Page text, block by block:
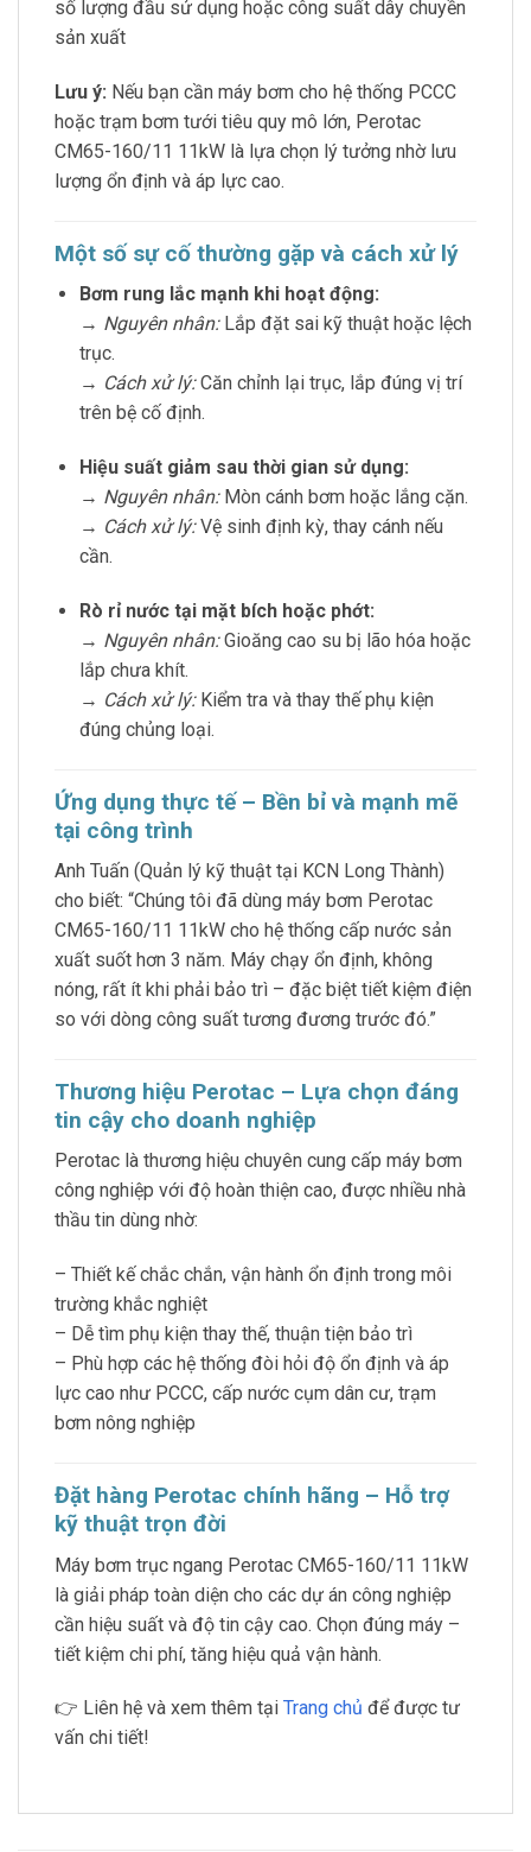
số lượng đầu sử dụng hoặc công suất dây chuyền
sản xuất
Lưu ý: Nếu bạn cần máy bơm cho hệ thống PCCC
hoặc trạm bơm tưới tiêu quy mô lớn, Perotac
CM65-160/11 11kW là lựa chọn lý tưởng nhờ lưu
lượng ổn định và áp lực cao.
Một số sự cố thường gặp và cách xử lý
Bơm rung lắc mạnh khi hoạt động:
→ Nguyên nhân:Lắp đặt sai kỹ thuật hoặc lệch
trục.
→ Cách xử lý:Căn chỉnh lại trục, lắp đúng vị trí
trên bệ cố định.
Hiệu suất giảm sau thời gian sử dụng:
→ Nguyên nhân:Mòn cánh bơm hoặc lắng cặn.
→ Cách xử lý:Vệ sinh định kỳ, thay cánh nếu
cần.
Rò rỉ nước tại mặt bích hoặc phớt:
→ Nguyên nhân:Gioăng cao su bị lão hóa hoặc
lắp chưa khít.
→ Cách xử lý:Kiểm tra và thay thế phụ kiện
đúng chủng loại.
Ứng dụng thực tế – Bền bỉ và mạnh mẽ
tại công trình
Anh Tuấn (Quản lý kỹ thuật tại KCN Long Thành)
cho biết: “Chúng tôi đã dùng máy bơm Perotac
CM65-160/11 11kW cho hệ thống cấp nước sản
xuất suốt hơn 3 năm. Máy chạy ổn định, không
nóng, rất ít khi phải bảo trì – đặc biệt tiết kiệm điện
so với dòng công suất tương đương trước đó.”
Thương hiệu Perotac – Lựa chọn đáng
tin cậy cho doanh nghiệp
Perotac là thương hiệu chuyên cung cấp máy bơm
công nghiệp với độ hoàn thiện cao, được nhiều nhà
thầu tin dùng nhờ:
– Thiết kế chắc chắn, vận hành ổn định trong môi
trường khắc nghiệt
– Dễ tìm phụ kiện thay thế, thuận tiện bảo trì
– Phù hợp các hệ thống đòi hỏi độ ổn định và áp
lực cao như PCCC, cấp nước cụm dân cư, trạm
bơm nông nghiệp
Đặt hàng Perotac chính hãng – Hỗ trợ
kỹ thuật trọn đời
Máy bơm trục ngang Perotac CM65-160/11 11kW
là giải pháp toàn diện cho các dự án công nghiệp
cần hiệu suất và độ tin cậy cao. Chọn đúng máy –
tiết kiệm chi phí, tăng hiệu quả vận hành.
👉 Liên hệ và xem thêm tại Trang chủ để được tư
vấn chi tiết!